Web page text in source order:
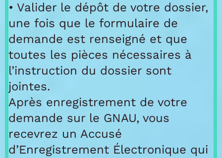
• Valider le dépôt de votre dossier,
une fois que le formulaire de
demande est renseigné et que
toutes les pièces nécessaires à
l’instruction du dossier sont
jointes.
Après enregistrement de votre
demande sur le GNAU, vous
recevrez un Accusé
d’Enregistrement Électronique qui